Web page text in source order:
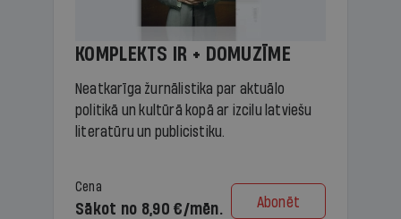
KOMPLEKTS IR + DOMUZĪME
Neatkarīga žurnālistika par aktuālo
politikā un kultūrā kopā ar izcilu latviešu
literatūru un publicistiku.
Cena
Sākot no 8,90 €/mēn. Abonēt